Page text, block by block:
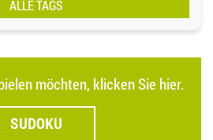
ALLE TAGS
möchten, klicken Sie hier.
SUDOKU